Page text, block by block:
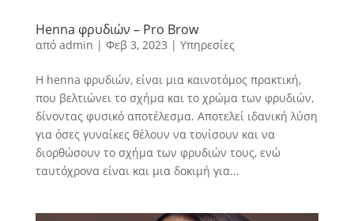
Ηenna φρυδιών – Pro Brow
από admin | Φεβ 3, 2023 | Υπηρεσίες
Η henna φρυδιών, είναι μια καινοτόμος πρακτική,
που βελτιώνει το σχήμα και το χρώμα των φρυδιών,
δίνοντας φυσικό αποτέλεσμα. Αποτελεί ιδανική λύση
για όσες γυναίκες θέλουν να τονίσουν και να
διορθώσουν το σχήμα των φρυδιών τους, ενώ
ταυτόχρονα είναι και μια δοκιμή για...